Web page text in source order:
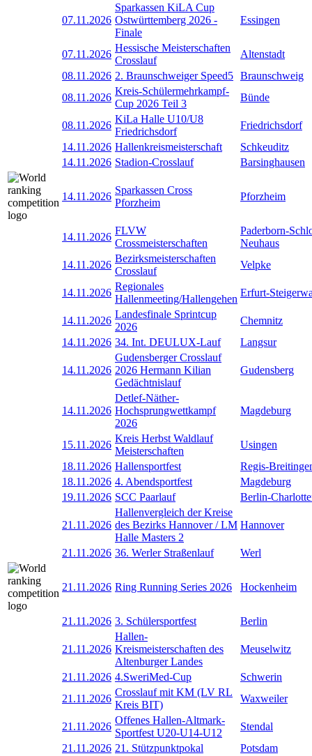
07.11.2026
Sparkassen KiLA Cup
Ostwürttemberg 2026 -
Finale
Essingen
07.11.2026
Hessische Meisterschaften
Crosslauf
Altenstadt
08.11.2026 2. Braunschweiger Speed5 Braunschweig
08.11.2026
Kreis-Schülermehrkampf-
Cup 2026 Teil 3
Bünde
08.11.2026
KiLa Halle U10/U8
Friedrichsdorf
Friedrichsdorf
14.11.2026 Hallenkreismeisterschaft
Schkeuditz
14.11.2026 Stadion-Crosslauf Barsinghausen
14.11.2026
Sparkassen Cross
Pforzheim
Pforzheim
14.11.2026
FLVW
Crossmeisterschaften
Paderborn-
Neuhaus
14.11.2026
Bezirksmeisterschaften
Crosslauf
Velpke
14.11.2026
Regionales
Hallenmeeting/Hallengehen
Erfurt-
14.11.2026
Landesfinale Sprintcup
2026
Chemnitz
14.11.2026 34. Int. DEULUX-Lauf Langsur
14.11.2026
Gudensberger Crosslauf
2026 Hermann Kilian
Gedächtnislauf
Gudensberg
14.11.2026
Detlef-Näther-
Hochsprungwettkampf
2026
Magdeburg
15.11.2026
Kreis Herbst Waldlauf
Meisterschaften
Usingen
18.11.2026 Hallensportfest
Regis-
18.11.2026 4. Abendsportfest
Magdeburg
19.11.2026 SCC Paarlauf Berlin-
21.11.2026
Hallenvergleich der Kreise
des Bezirks Hannover / LM
Halle Masters 2
Hannover
21.11.2026 36. Werler Straßenlauf Werl
21.11.2026 Ring Running Series 2026 Hockenheim
21.11.2026 3. Schülersportfest Berlin
21.11.2026
Hallen-
Kreismeisterschaften des
Altenburger Landes
Meuselwitz
21.11.2026 4.SweriMed-Cup
Schwerin
21.11.2026
Crosslauf mit KM (LV RL
Kreis BIT)
Waxweiler
21.11.2026
Offenes Hallen-Altmark-
Sportfest U20-U14-U12
Stendal
21.11.2026 21. Stützpunktpokal
Potsdam